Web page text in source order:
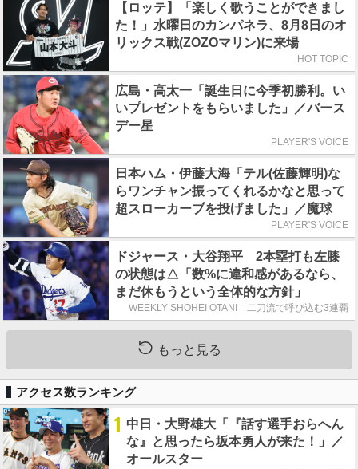
【ロッテ】「楽しく歌うことができまし
た！」水曜日のカンパネラ、8月8日のオ
リックス戦(ZOZOマリン)に来場
HOT TOPIC
広島・高太一「誕生日に今季初勝利。い
いプレゼントをもらいました」／バース
デー星
PLAYER'S VOICE
日本ハム・伊藤大海「テル(佐藤輝明)な
らワンチャン振ってくれるかなと思って
超スローカーブを投げました」／魔球
PLAYER'S VOICE
ドジャース・大谷翔平 2本塁打も左膝
の状態は△「数%に違和感があるなら、
まだ休もうという全体的な方針」
WEEKLY SHOHEI OTANI 二刀流で呼び込む3連覇
もっと見る
アクセス数ランキング
1 中日・大野雄大「『話す選手おらへん
な』と思ったら坂本勇人が来た！」／
オールスター